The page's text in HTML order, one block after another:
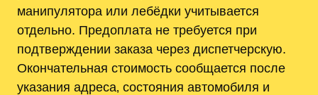
манипулятора или лебёдки учитывается
отдельно. Предоплата не требуется при
подтверждении заказа через диспетчерскую.
Окончательная стоимость сообщается после
указания адреса‚ состояния автомобиля и